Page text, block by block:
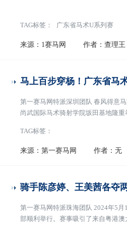
TAG标签： 广东省马术U系列赛
来源：1赛马网 作者：查理王
马上百步穿杨！广东省马
第一赛马网特派深圳团队 春风得意
尚武国际马术骑射学院坂田基地隆
副主任胡日就，广东省马术协会副会
TAG标签：
来源：第一赛马网 作者：无
骑手陈彦婷、王美茜各夺
第一赛马网特派珠海团队 2024年5
部顺利举行。赛事吸引了来自粤港